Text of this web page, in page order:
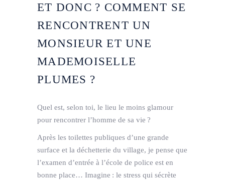
ET DONC ? COMMENT SE
RENCONTRENT UN
MONSIEUR ET UNE
MADEMOISELLE
PLUMES ?
Quel est, selon toi, le lieu le moins glamour
pour rencontrer l’homme de sa vie ?
Après les toilettes publiques d’une grande
surface et la déchetterie du village, je pense que
l’examen d’entrée à l’école de police est en
bonne place… Imagine : le stress qui sécrète